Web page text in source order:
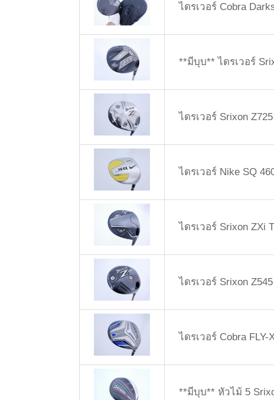
ไดรเวอร์ Cobra
**มีบุบ** ไดรเวอร์
ไดรเวอร์ Srixon
ไดรเวอร์ Nike SQ
ไดรเวอร์ Srixon ZXi
ไดรเวอร์ Srixon
ไดรเวอร์ Cobra
**มีบุบ** หัวไม้ 5